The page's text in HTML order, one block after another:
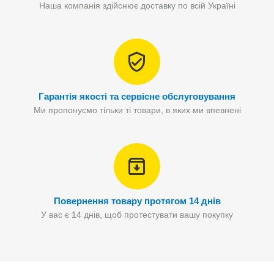
Наша компанія здійснює доставку по всій Україні
Гарантія якості та сервісне обслуговування
Ми пропонуємо тільки ті товари, в яких ми впевнені
Повернення товару протягом 14 днів
У вас є 14 днів, щоб протестувати вашу покупку